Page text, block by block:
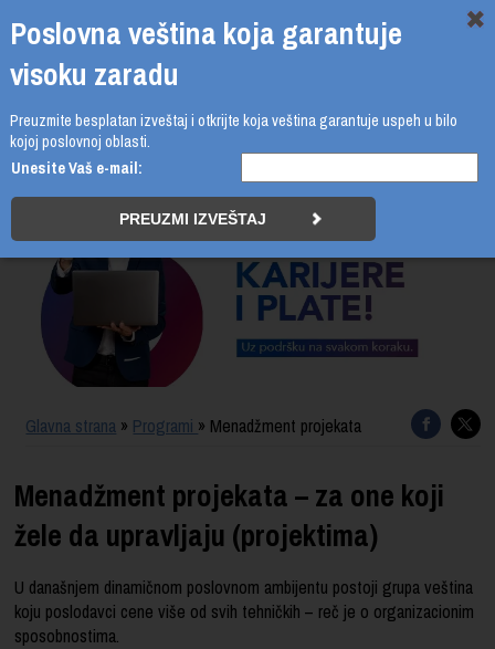
Poslovna veština koja garantuje
visoku zaradu
Preuzmite besplatan izveštaj i otkrijte koja veština garantuje uspeh u bilo
kojoj poslovnoj oblasti.
Unesite Vaš e-mail:
011 4011 210
PROGRAMI
UPIS
ŠTA DOBIJATE
UČENJE NA DALJINU
SERTIFIKACIJA
Glavna strana » Programi » Menadžment projekata
Menadžment projekata – za one koji
žele da upravljaju (projektima)
U današnjem dinamičnom poslovnom ambijentu postoji grupa veština
koju poslodavci cene više od svih tehničkih – reč je o organizacionim
sposobnostima.